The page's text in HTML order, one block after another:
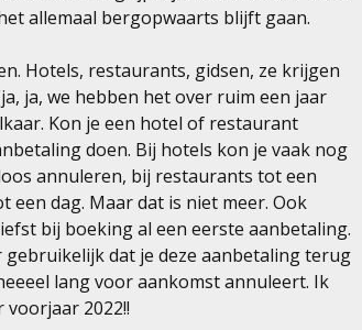
allemaal bergopwaarts blijft gaan.
Hotels, restaurants, gidsen, ze krijgen
ja, we hebben het over ruim een jaar
Kon je een hotel of restaurant
doen. Bij hotels kon je vaak nog
annuleren, bij restaurants tot een
dag. Maar dat is niet meer. Ook
bij boeking al een eerste aanbetaling.
dat je deze aanbetaling terug
lang voor aankomst annuleert. Ik
2022!!